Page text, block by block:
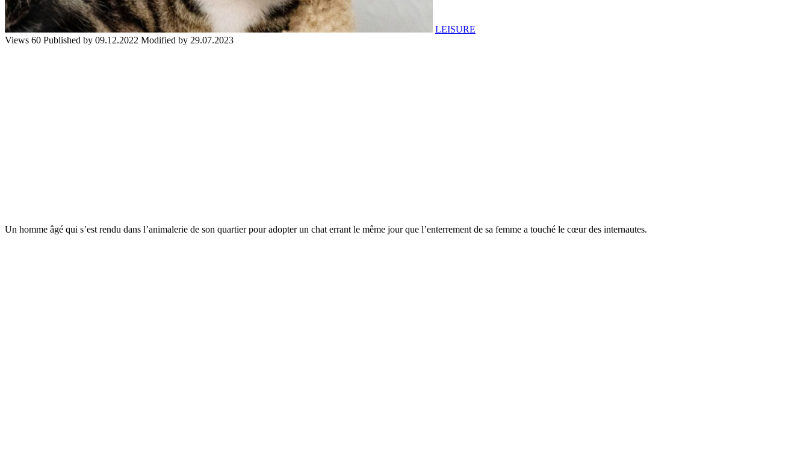
LEISURE
Views 60 Published by 09.12.2022 Modified by 29.07.2023
Un homme âgé qui s’est rendu dans l’animalerie de son quartier pour adopter un chat errant le même jour que l’enterrement de sa femme a touché le cœur des internautes.